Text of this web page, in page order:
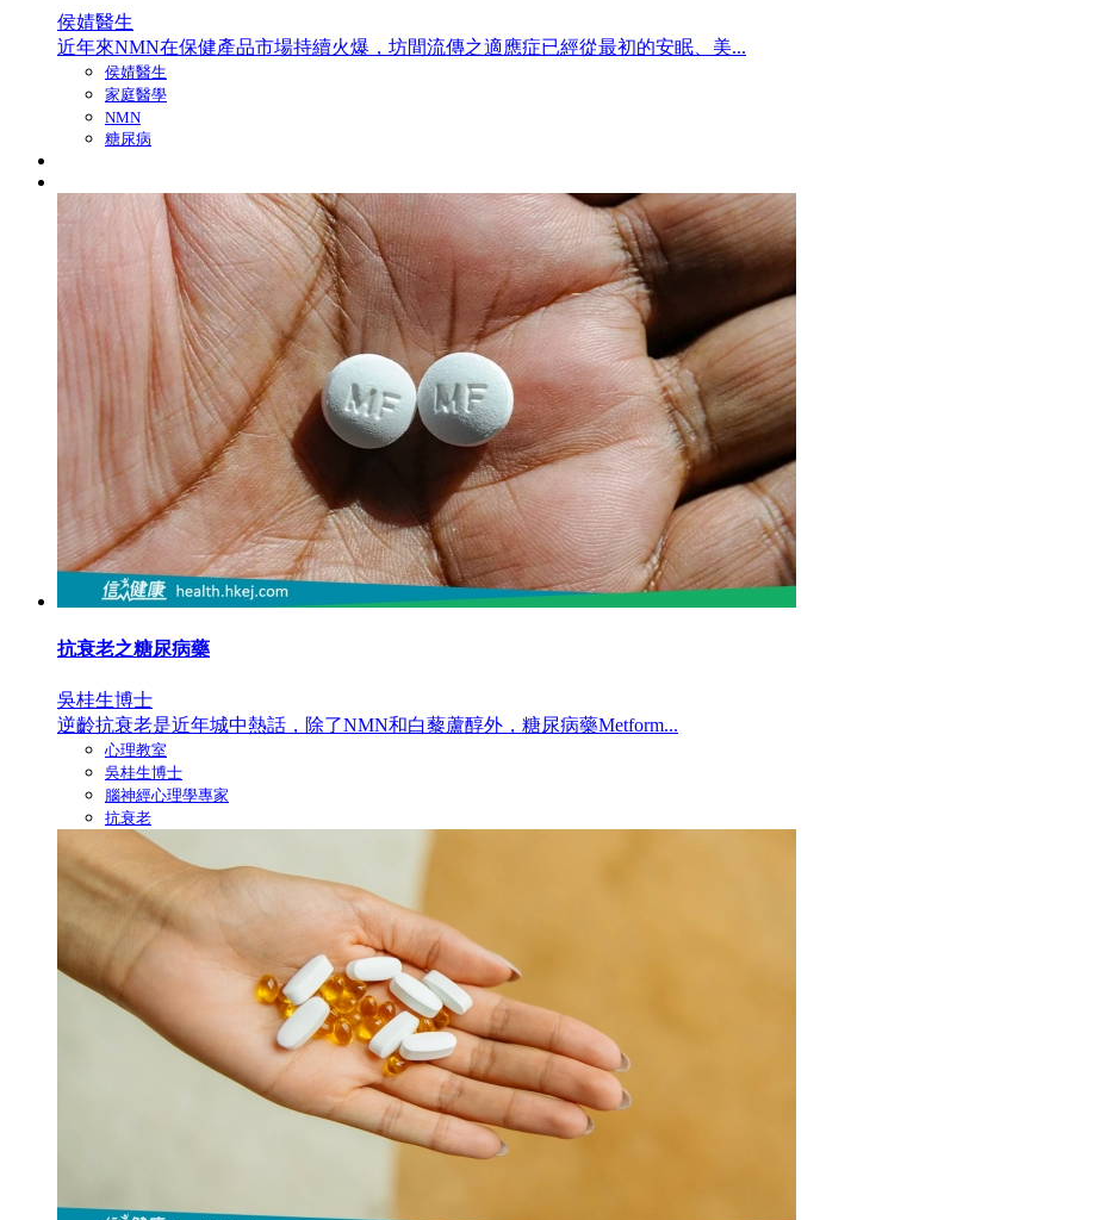
侯婧醫生
近年來NMN在保健產品市場持續火爆，坊間流傳之適應症已經從最初的安眠、美...
侯婧醫生
家庭醫學
NMN
糖尿病
抗衰老之糖尿病藥
吳桂生博士
逆齡抗衰老是近年城中熱話，除了NMN和白藜蘆醇外，糖尿病藥Metform...
心理教室
吳桂生博士
腦神經心理學專家
抗衰老